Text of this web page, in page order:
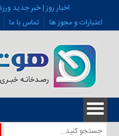
اخبار روز | خبر جدید
اعتبارات و مجوز ها
تماس با ما